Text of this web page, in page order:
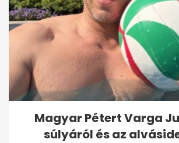
Magyar Pétert Varga
súlyáról és az